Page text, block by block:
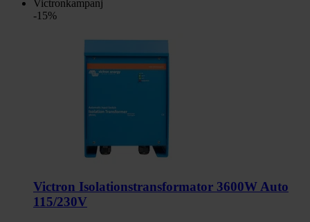
Victronkampanj
-15%
Victron Isolationstransformator 3600W Auto
115/230V